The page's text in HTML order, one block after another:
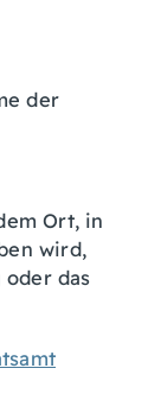
der
Ort, in
wird,
das